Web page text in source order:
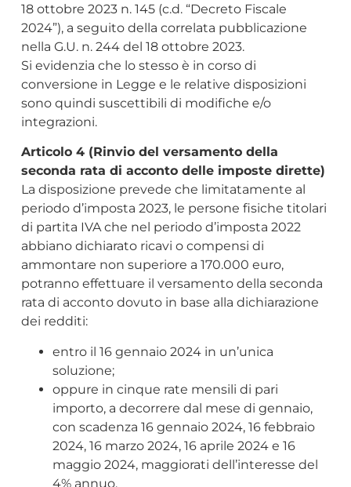
18 ottobre 2023 n. 145 (c.d. “Decreto Fiscale
2024”), a seguito della correlata pubblicazione
nella G.U. n. 244 del 18 ottobre 2023.
Si evidenzia che lo stesso è in corso di
conversione in Legge e le relative disposizioni
sono quindi suscettibili di modifiche e/o
integrazioni.
Articolo 4 (Rinvio del versamento della
seconda rata di acconto delle imposte dirette)
La disposizione prevede che limitatamente al
periodo d’imposta 2023, le persone fisiche titolari
di partita IVA che nel periodo d’imposta 2022
abbiano dichiarato ricavi o compensi di
ammontare non superiore a 170.000 euro,
potranno effettuare il versamento della seconda
rata di acconto dovuto in base alla dichiarazione
dei redditi:
entro il 16 gennaio 2024 in un’unica
soluzione;
oppure in cinque rate mensili di pari
importo, a decorrere dal mese di gennaio,
con scadenza 16 gennaio 2024, 16 febbraio
2024, 16 marzo 2024, 16 aprile 2024 e 16
maggio 2024, maggiorati dell’interesse del
4% annuo.